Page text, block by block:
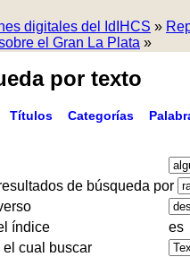
digitales del IdIHCS »
el Gran La Plata »
por texto
Títulos Categorías
de búsqueda por
índice
es
el cual buscar